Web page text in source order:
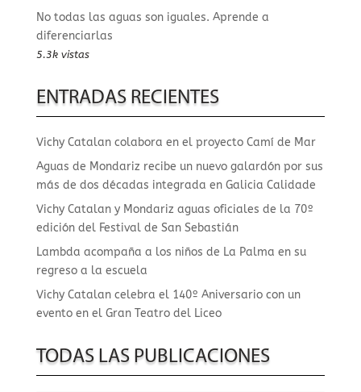
No todas las aguas son iguales. Aprende a
diferenciarlas
5.3k vistas
ENTRADAS RECIENTES
Vichy Catalan colabora en el proyecto Camí de Mar
Aguas de Mondariz recibe un nuevo galardón por sus
más de dos décadas integrada en Galicia Calidade
Vichy Catalan y Mondariz aguas oficiales de la 70º
edición del Festival de San Sebastián
Lambda acompaña a los niños de La Palma en su
regreso a la escuela
Vichy Catalan celebra el 140º Aniversario con un
evento en el Gran Teatro del Liceo
TODAS LAS PUBLICACIONES